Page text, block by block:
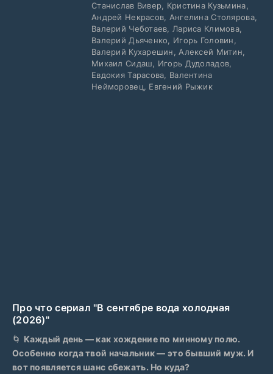
Станислав Вивер, Кристина Кузьмина,
Андрей Некрасов, Ангелина Столярова,
Валерий Чеботаев, Лариса Климова,
Валерий Дьяченко, Игорь Головин,
Валерий Кухарешин, Алексей Митин,
Михаил Сидаш, Игорь Дудоладов,
Евдокия Тарасова, Валентина
Нейморовец, Евгений Рыжик
Про что сериал "В сентябре вода холодная
(2026)"
🌀 Каждый день — как хождение по минному полю.
Особенно когда твой начальник — это бывший муж. И
вот появляется шанс сбежать. Но куда?